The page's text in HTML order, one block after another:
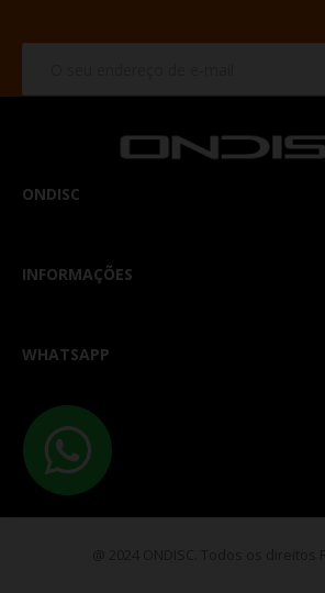
ONDISC
INFORMAÇÕES
WHATSAPP